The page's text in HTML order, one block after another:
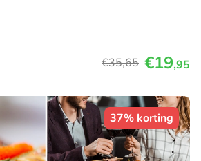
€35,65 €19,95
37% korting